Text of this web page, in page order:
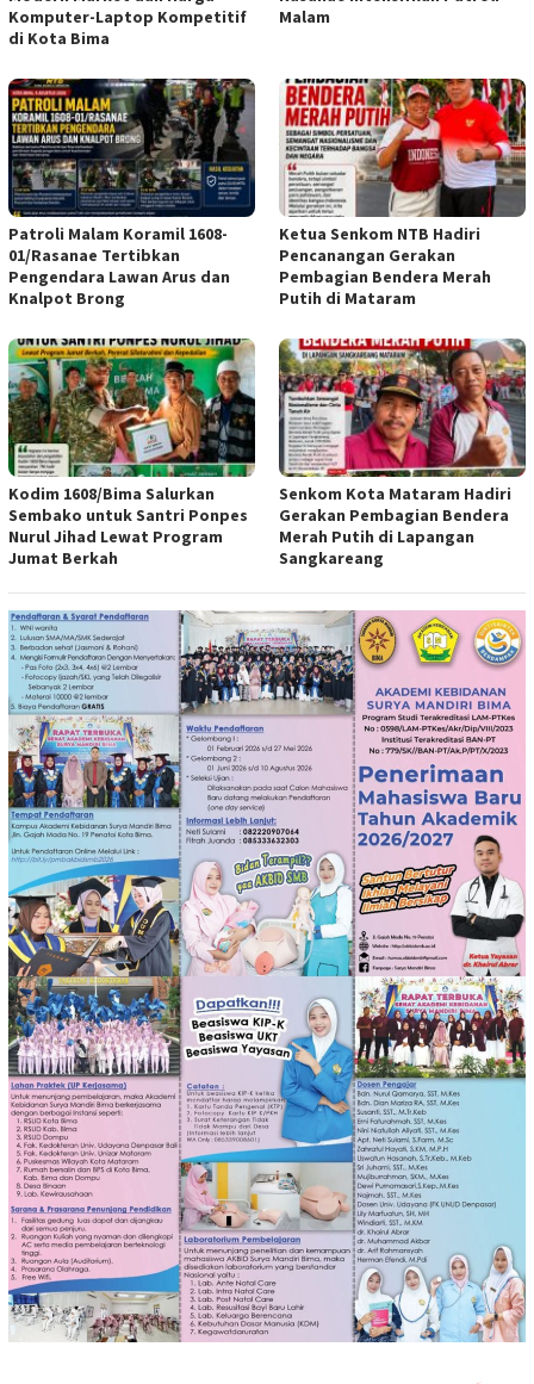
Komputer-Laptop Kompetitif
di Kota Bima
Malam
Patroli Malam Koramil 1608-
01/Rasanae Tertibkan
Pengendara Lawan Arus dan
Knalpot Brong
Ketua Senkom NTB Hadiri
Pencanangan Gerakan
Pembagian Bendera Merah
Putih di Mataram
Kodim 1608/Bima Salurkan
Sembako untuk Santri Ponpes
Nurul Jihad Lewat Program
Jumat Berkah
Senkom Kota Mataram Hadiri
Gerakan Pembagian Bendera
Merah Putih di Lapangan
Sangkareang